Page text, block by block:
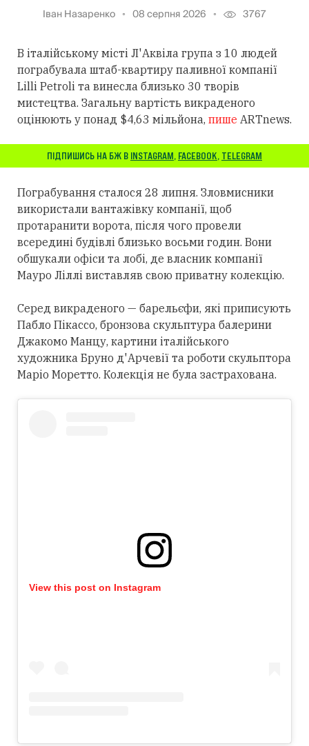
Іван Назаренко 08 серпня 2026 3767
В італійському місті Л'Аквіла група з 10 людей
пограбувала штаб-квартиру паливної компанії
Lilli Petroli та винесла близько 30 творів
мистецтва. Загальну вартість викраденого
оцінюють у понад $4,63 мільйона, пише ARTnews.
ПІДПИШИСЬ НА БЖ В INSTAGRAM, FACEBOOK, TELEGRAM
Пограбування сталося 28 липня. Зловмисники
використали вантажівку компанії, щоб
протаранити ворота, після чого провели
всередині будівлі близько восьми годин. Вони
обшукали офіси та лобі, де власник компанії
Мауро Ліллі виставляв свою приватну колекцію.
Серед викраденого — барельєфи, які приписують
Пабло Пікассо, бронзова скульптура балерини
Джакомо Манцу, картини італійського
художника Бруно д'Арчевії та роботи скульптора
Маріо Моретто. Колекція не була застрахована.
View this post on Instagram